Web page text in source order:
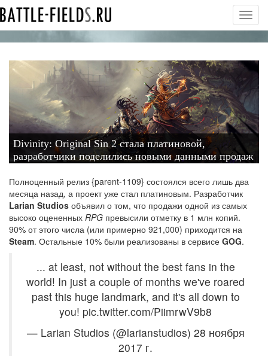
Divinity: Original Sin 2 стала платиновой,
разработчики поделились новыми данными продаж
Полноценный релиз {parent-1109} состоялся всего лишь два
месяца назад, а проект уже стал платиновым. Разработчик
Larian Studios объявил о том, что продажи одной из самых
высоко оцененных RPG превысили отметку в 1 млн копий.
90% от этого числа (или примерно 921,000) приходится на
Steam. Остальные 10% были реализованы в сервисе GOG.
... at least, not without the best fans in the
world! In just a couple of months we've roared
past this huge landmark, and it's all down to
you! pic.twitter.com/PiimrwV9b8
— Larian Studios (@larianstudios) 28 ноября
2017 г.